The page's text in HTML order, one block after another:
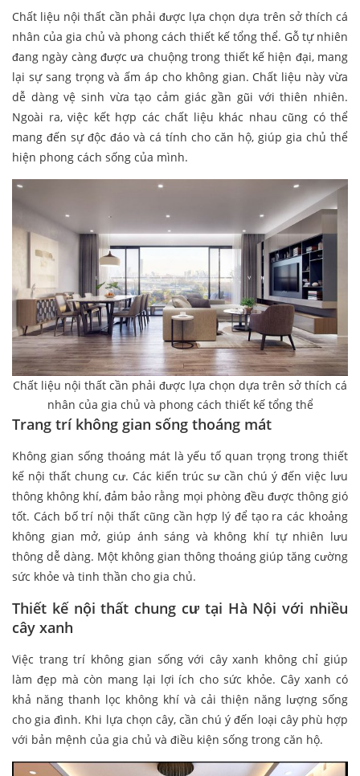
Chất liệu nội thất cần phải được lựa chọn dựa trên sở thích cá
nhân của gia chủ và phong cách thiết kế tổng thể. Gỗ tự nhiên
đang ngày càng được ưa chuộng trong thiết kế hiện đại, mang
lại sự sang trọng và ấm áp cho không gian. Chất liệu này vừa
dễ dàng vệ sinh vừa tạo cảm giác gần gũi với thiên nhiên.
Ngoài ra, việc kết hợp các chất liệu khác nhau cũng có thể
mang đến sự độc đáo và cá tính cho căn hộ, giúp gia chủ thể
hiện phong cách sống của mình.
Chất liệu nội thất cần phải được lựa chọn dựa trên sở thích cá
nhân của gia chủ và phong cách thiết kế tổng thể
Trang trí không gian sống thoáng mát
Không gian sống thoáng mát là yếu tố quan trọng trong thiết
kế nội thất chung cư. Các kiến trúc sư cần chú ý đến việc lưu
thông không khí, đảm bảo rằng mọi phòng đều được thông gió
tốt. Cách bố trí nội thất cũng cần hợp lý để tạo ra các khoảng
không gian mở, giúp ánh sáng và không khí tự nhiên lưu
thông dễ dàng. Một không gian thông thoáng giúp tăng cường
sức khỏe và tinh thần cho gia chủ.
Thiết kế nội thất chung cư tại Hà Nội với nhiều
cây xanh
Việc trang trí không gian sống với cây xanh không chỉ giúp
làm đẹp mà còn mang lại lợi ích cho sức khỏe. Cây xanh có
khả năng thanh lọc không khí và cải thiện năng lượng sống
cho gia đình. Khi lựa chọn cây, cần chú ý đến loại cây phù hợp
với bản mệnh của gia chủ và điều kiện sống trong căn hộ.